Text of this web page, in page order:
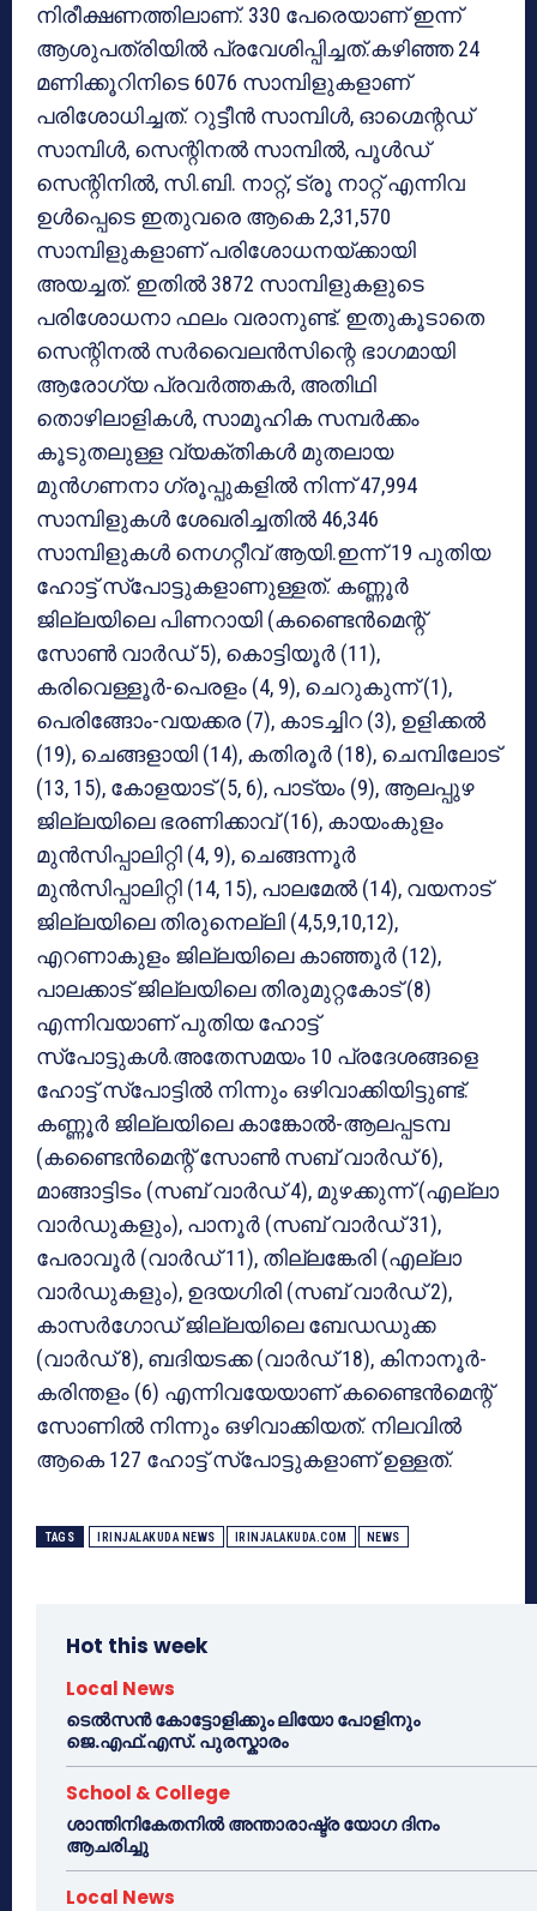
നിരീക്ഷണത്തിലാണ്. 330 പേരെയാണ് ഇന്ന്
ആശുപത്രിയില്‍ പ്രവേശിപ്പിച്ചത്.കഴിഞ്ഞ 24
മണിക്കൂറിനിടെ 6076 സാമ്പിളുകളാണ്
പരിശോധിച്ചത്. റുട്ടീന്‍ സാമ്പിള്‍, ഓഗ്മെന്റഡ്
സാമ്പിള്‍, സെന്റിനല്‍ സാമ്പില്‍, പൂള്‍ഡ്
സെന്റിനില്‍, സി.ബി. നാറ്റ്, ട്രൂ നാറ്റ് എന്നിവ
ഉള്‍പ്പെടെ ഇതുവരെ ആകെ 2,31,570
സാമ്പിളുകളാണ് പരിശോധനയ്ക്കായി
അയച്ചത്. ഇതില്‍ 3872 സാമ്പിളുകളുടെ
പരിശോധനാ ഫലം വരാനുണ്ട്. ഇതുകൂടാതെ
സെന്റിനല്‍ സര്‍വൈലന്‍സിന്റെ ഭാഗമായി
ആരോഗ്യ പ്രവര്‍ത്തകര്‍, അതിഥി
തൊഴിലാളികള്‍, സാമൂഹിക സമ്പര്‍ക്കം
കൂടുതലുള്ള വ്യക്തികള്‍ മുതലായ
മുന്‍ഗണനാ ഗ്രൂപ്പുകളില്‍ നിന്ന് 47,994
സാമ്പിളുകള്‍ ശേഖരിച്ചതില്‍ 46,346
സാമ്പിളുകള്‍ നെഗറ്റീവ് ആയി.ഇന്ന് 19 പുതിയ
ഹോട്ട് സ്‌പോട്ടുകളാണുള്ളത്. കണ്ണൂര്‍
ജില്ലയിലെ പിണറായി (കണ്ടൈന്‍മെന്റ്
സോണ്‍ വാര്‍ഡ് 5), കൊട്ടിയൂര്‍ (11),
കരിവെള്ളൂര്‍-പെരളം (4, 9), ചെറുകുന്ന് (1),
പെരിങ്ങോം-വയക്കര (7), കാടച്ചിറ (3), ഉളിക്കല്‍
(19), ചെങ്ങളായി (14), കതിരൂര്‍ (18), ചെമ്പിലോട്
(13, 15), കോളയാട് (5, 6), പാട്യം (9), ആലപ്പുഴ
ജില്ലയിലെ ഭരണിക്കാവ് (16), കായംകുളം
മുന്‍സിപ്പാലിറ്റി (4, 9), ചെങ്ങന്നൂര്‍
മുന്‍സിപ്പാലിറ്റി (14, 15), പാലമേല്‍ (14), വയനാട്
ജില്ലയിലെ തിരുനെല്ലി (4,5,9,10,12),
എറണാകുളം ജില്ലയിലെ കാഞ്ഞൂര്‍ (12),
പാലക്കാട് ജില്ലയിലെ തിരുമുറ്റകോട് (8)
എന്നിവയാണ് പുതിയ ഹോട്ട്
സ്‌പോട്ടുകള്‍.അതേസമയം 10 പ്രദേശങ്ങളെ
ഹോട്ട് സ്‌പോട്ടില്‍ നിന്നും ഒഴിവാക്കിയിട്ടുണ്ട്.
കണ്ണൂര്‍ ജില്ലയിലെ കാങ്കോല്‍-ആലപ്പടമ്പ
(കണ്ടൈന്‍മെന്റ് സോണ്‍ സബ് വാര്‍ഡ് 6),
മാങ്ങാട്ടിടം (സബ് വാര്‍ഡ് 4), മുഴക്കുന്ന് (എല്ലാ
വാര്‍ഡുകളും), പാനൂര്‍ (സബ് വാര്‍ഡ് 31),
പേരാവൂര്‍ (വാര്‍ഡ് 11), തില്ലങ്കേരി (എല്ലാ
വാര്‍ഡുകളും), ഉദയഗിരി (സബ് വാര്‍ഡ് 2),
കാസര്‍ഗോഡ് ജില്ലയിലെ ബേഡഡുക്ക
(വാര്‍ഡ് 8), ബദിയടക്ക (വാര്‍ഡ് 18), കിനാനൂര്‍-
കരിന്തളം (6) എന്നിവയേയാണ് കണ്ടൈന്‍മെന്റ്
സോണില്‍ നിന്നും ഒഴിവാക്കിയത്. നിലവില്‍
ആകെ 127 ഹോട്ട് സ്‌പോട്ടുകളാണ് ഉള്ളത്.
TAGS IRINJALAKUDA NEWS IRINJALAKUDA.COM NEWS
Hot this week
Local News
ടെൽസൻ കോട്ടോളിക്കും ലിയോ പോളിനും
ജെ.എഫ്.എസ്. പുരസ്കാരം
School & College
ശാന്തിനികേതനിൽ അന്താരാഷ്ട്ര യോഗ ദിനം
ആചരിച്ചു
Local News